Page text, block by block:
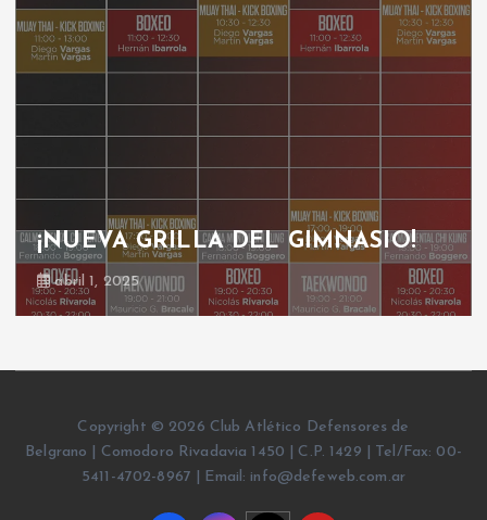
¡NUEVA GRILLA DEL GIMNASIO!
abril 1, 2025
Copyright © 2026 Club Atlético Defensores de
Belgrano | Comodoro Rivadavia 1450 | C.P. 1429 | Tel/Fax: 00-
5411-4702-8967 | Email: info@defeweb.com.ar